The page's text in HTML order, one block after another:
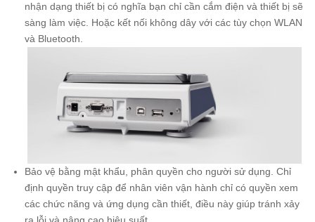
nhận dạng thiết bị có nghĩa bạn chỉ cần cắm điện và thiết bị sẽ
sàng làm việc. Hoặc kết nối không dây với các tùy chọn WLAN
và Bluetooth.
Bảo vệ bằng mật khẩu, phân quyền cho người sử dụng. Chỉ
định quyền truy cập để nhân viên vận hành chỉ có quyền xem
các chức năng và ứng dụng cần thiết, điều này giúp tránh xảy